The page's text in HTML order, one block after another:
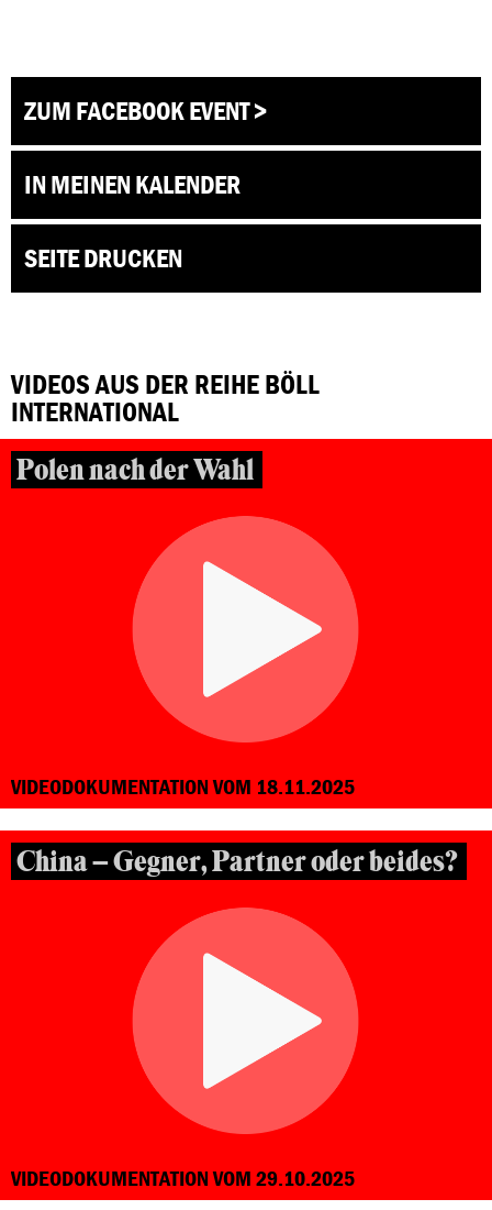
ZUM FACEBOOK EVENT >
IN MEINEN KALENDER
SEITE DRUCKEN
VIDEOS AUS DER REIHE BÖLL
INTERNATIONAL
Polen nach der Wahl
VIDEODOKUMENTATION VOM 18.11.2025
China – Gegner, Partner oder beides?
VIDEODOKUMENTATION VOM 29.10.2025